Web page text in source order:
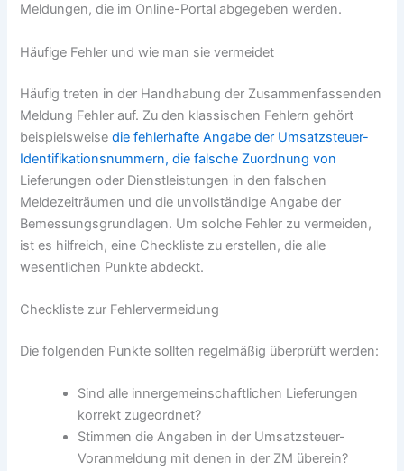
Meldungen, die im Online-Portal abgegeben werden.
Häufige Fehler und wie man sie vermeidet
Häufig treten in der Handhabung der Zusammenfassenden
Meldung Fehler auf. Zu den klassischen Fehlern gehört
beispielsweisedie fehlerhafte Angabe der Umsatzsteuer-
Identifikationsnummern, die falsche Zuordnung von
Lieferungen oder Dienstleistungen in den falschen
Meldezeiträumen und die unvollständige Angabe der
Bemessungsgrundlagen. Um solche Fehler zu vermeiden,
ist es hilfreich, eine Checkliste zu erstellen, die alle
wesentlichen Punkte abdeckt.
Checkliste zur Fehlervermeidung
Die folgenden Punkte sollten regelmäßig überprüft werden:
Sind alle innergemeinschaftlichen Lieferungen
korrekt zugeordnet?
Stimmen die Angaben in der Umsatzsteuer-
Voranmeldung mit denen in der ZM überein?